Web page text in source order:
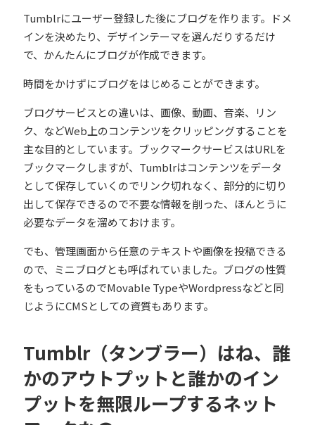
Tumblrにユーザー登録した後にブログを作ります。ドメ
インを決めたり、デザインテーマを選んだりするだけ
で、かんたんにブログが作成できます。
時間をかけずにブログをはじめることができます。
ブログサービスとの違いは、画像、動画、音楽、リン
ク、などWeb上のコンテンツをクリッピングすることを
主な目的としています。ブックマークサービスはURLを
ブックマークしますが、Tumblrはコンテンツをデータ
として保存していくのでリンク切れなく、部分的に切り
出して保存できるので不要な情報を削った、ほんとうに
必要なデータを溜めておけます。
でも、管理画面から任意のテキストや画像を投稿できる
ので、ミニブログとも呼ばれていました。ブログの性質
をもっているのでMovable TypeやWordpressなどと同
じようにCMSとしての資質もあります。
Tumblr（タンブラー）はね、誰
かのアウトプットと誰かのイン
プットを無限ループするネット